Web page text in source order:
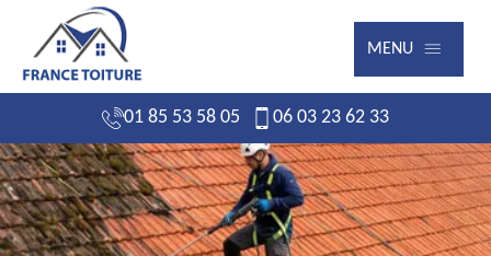
MENU
01 85 53 58 05 06 03 23 62 33